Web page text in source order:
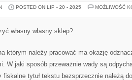
POSTED ON LIP - 20 - 2025
MOŻLIWOŚĆ
własny własny sklep?
którym należy pracować ma okazję
W jaki sposób przeważnie wady są
fiskalne tytuł tekstu bezsprzecznie należą